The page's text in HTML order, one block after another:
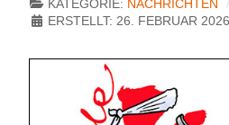
KATEGORIE: NACHRICHTEN
ERSTELLT: 26. FEBRUAR 2026